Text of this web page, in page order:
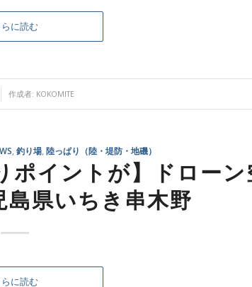
に読む
作成者: KOKOMITE
釣り場, 陸っぱり（陸・堤防・地磯）
ポイントが】ドロー
県いちき串木野
に読む